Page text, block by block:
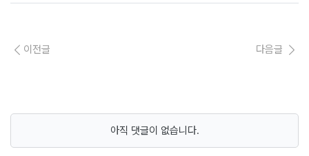
이전글 다음글
아직 댓글이 없습니다.